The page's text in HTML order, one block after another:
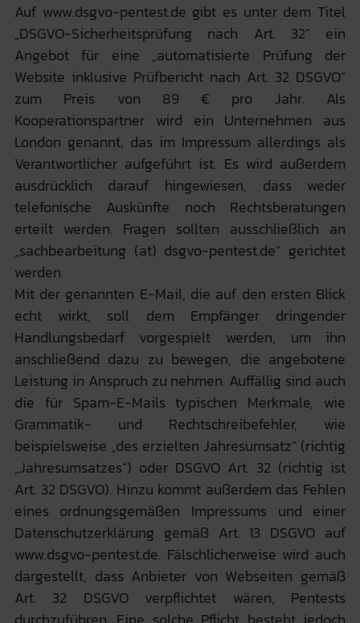
Auf www.dsgvo-pentest.de gibt es unter dem Titel
„DSGVO-Sicherheitsprüfung nach Art. 32” ein
Angebot für eine „automatisierte Prüfung der
Website inklusive Prüfbericht nach Art. 32 DSGVO“
zum Preis von 89 € pro Jahr. Als
Kooperationspartner wird ein Unternehmen aus
London genannt, das im Impressum allerdings als
Verantwortlicher aufgeführt ist. Es wird außerdem
ausdrücklich darauf hingewiesen, dass weder
telefonische Auskünfte noch Rechtsberatungen
erteilt werden. Fragen sollten ausschließlich an
„sachbearbeitung (at) dsgvo-pentest.de“ gerichtet
werden.
Mit der genannten E-Mail, die auf den ersten Blick
echt wirkt, soll dem Empfänger dringender
Handlungsbedarf vorgespielt werden, um ihn
anschließend dazu zu bewegen, die angebotene
Leistung in Anspruch zu nehmen. Auffällig sind auch
die für Spam-E-Mails typischen Merkmale, wie
Grammatik- und Rechtschreibefehler, wie
beispielsweise „des erzielten Jahresumsatz“ (richtig
„Jahresumsatzes“) oder DSGVO Art. 32 (richtig ist
Art. 32 DSGVO). Hinzu kommt außerdem das Fehlen
eines ordnungsgemäßen Impressums und einer
Datenschutzerklärung gemäß Art. 13 DSGVO auf
www.dsgvo-pentest.de. Fälschlicherweise wird auch
dargestellt, dass Anbieter von Webseiten gemäß
Art. 32 DSGVO verpflichtet wären, Pentests